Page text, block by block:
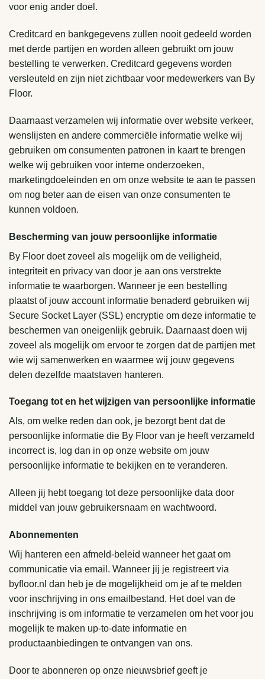
voor enig ander doel.
Creditcard en bankgegevens zullen nooit gedeeld worden
met derde partijen en worden alleen gebruikt om jouw
bestelling te verwerken. Creditcard gegevens worden
versleuteld en zijn niet zichtbaar voor medewerkers van By
Floor.
Daarnaast verzamelen wij informatie over website verkeer,
wenslijsten en andere commerciële informatie welke wij
gebruiken om consumenten patronen in kaart te brengen
welke wij gebruiken voor interne onderzoeken,
marketingdoeleinden en om onze website te aan te passen
om nog beter aan de eisen van onze consumenten te
kunnen voldoen.
Bescherming van jouw persoonlijke informatie
By Floor doet zoveel als mogelijk om de veiligheid,
integriteit en privacy van door je aan ons verstrekte
informatie te waarborgen. Wanneer je een bestelling
plaatst of jouw account informatie benaderd gebruiken wij
Secure Socket Layer (SSL) encryptie om deze informatie te
beschermen van oneigenlijk gebruik. Daarnaast doen wij
zoveel als mogelijk om ervoor te zorgen dat de partijen met
wie wij samenwerken en waarmee wij jouw gegevens
delen dezelfde maatstaven hanteren.
Toegang tot en het wijzigen van persoonlijke informatie
Als, om welke reden dan ook, je bezorgt bent dat de
persoonlijke informatie die By Floor van je heeft verzameld
incorrect is, log dan in op onze website om jouw
persoonlijke informatie te bekijken en te veranderen.
Alleen jij hebt toegang tot deze persoonlijke data door
middel van jouw gebruikersnaam en wachtwoord.
Abonnementen
Wij hanteren een afmeld-beleid wanneer het gaat om
communicatie via email. Wanneer jij je registreert via
byfloor.nl dan heb je de mogelijkheid om je af te melden
voor inschrijving in ons emailbestand. Het doel van de
inschrijving is om informatie te verzamelen om het voor jou
mogelijk te maken up-to-date informatie en
productaanbiedingen te ontvangen van ons.
Door te abonneren op onze nieuwsbrief geeft je